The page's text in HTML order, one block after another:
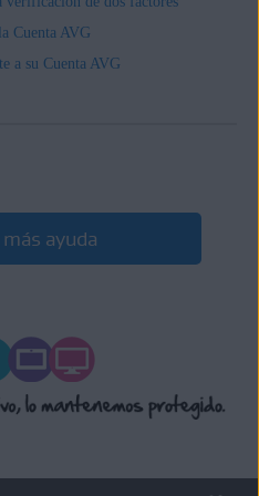
Cuenta AVG
a su Cuenta AVG
ayuda